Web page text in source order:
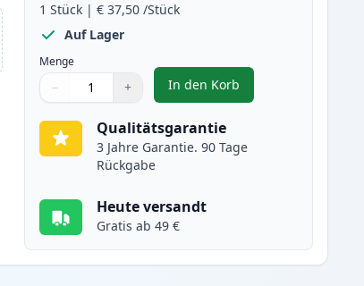
1 Stück |€ 37,50 /Stück
Auf Lager
Menge
Menge
Verwenden Sie die Tasten, um anzupassen
− +
Menge 1
In den Korb
, Brother DR2000 trommel
Qualitätsgarantie
3 Jahre Garantie. 90 Tage
Rückgabe
Heute versandt
Gratis ab 49 €